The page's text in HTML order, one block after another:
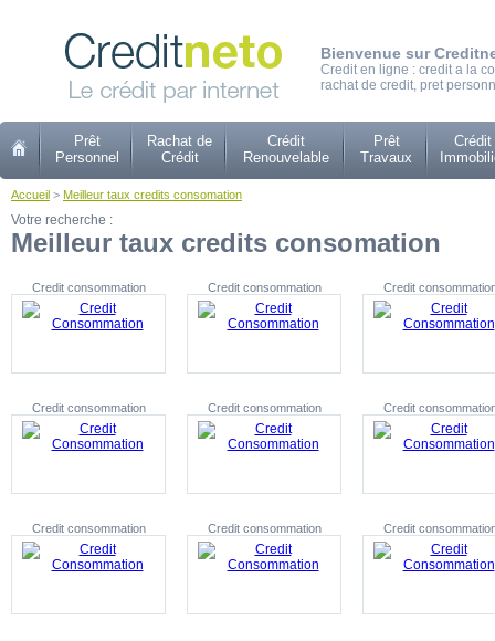
Bienvenue sur
Credit en ligne : credit a la
rachat de credit, pret
Prêt
Personnel
Rachat de
Crédit
Crédit
Renouvelable
Prêt
Travaux
Crédit
Accueil > Meilleur taux credits consomation
Votre recherche :
Meilleur taux credits consomation
Credit consommation Credit consommation Credit
Credit consommation Credit consommation Credit
Credit consommation Credit consommation Credit